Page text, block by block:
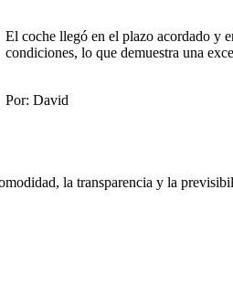
coche llegó en el plazo acordado y en
lo que demuestra una
David
la transparencia y la